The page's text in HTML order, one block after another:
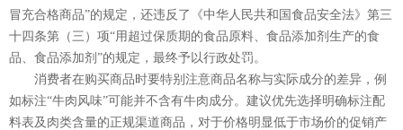
冒充合格商品”的规定，还违反了《中华人民共和国食品安全法》第三
十四条第（三）项“用超过保质期的食品原料、食品添加剂生产的食
品、食品添加剂”的规定，最终予以行政处罚。
消费者在购买商品时要特别注意商品名称与实际成分的差异，例
如标注“牛肉风味”可能并不含有牛肉成分。建议优先选择明确标注配
料表及肉类含量的正规渠道商品，对于价格明显低于市场价的促销产